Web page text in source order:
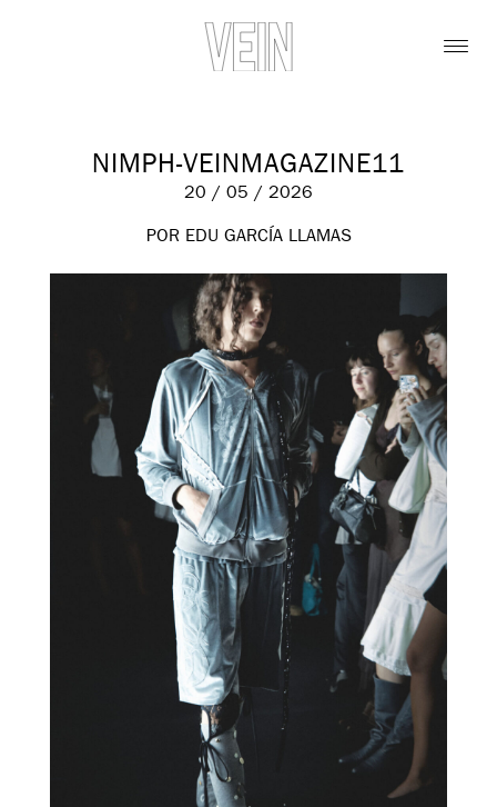
NIMPH-VEINMAGAZINE11
20 / 05 / 2026
POR EDU GARCÍA LLAMAS